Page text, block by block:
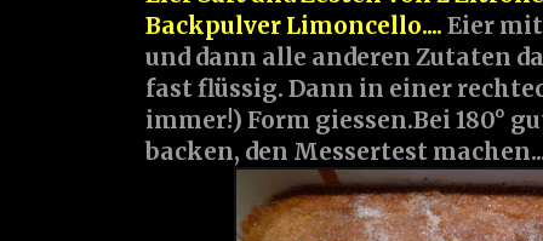
Backpulver Limoncello.... Eier
und dann alle anderen Zutaten
fast flüssig. Dann in einer
immer!) Form giessen.Bei 180°
backen, den Messertest